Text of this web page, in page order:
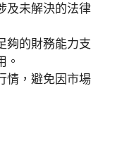
及未解決的法律
夠的財務能力支
。
情，避免因市場